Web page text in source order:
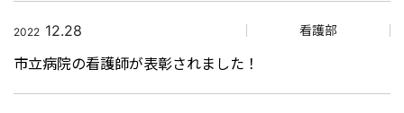
2022 12.28 看護部
市立病院の看護師が表彰されました！